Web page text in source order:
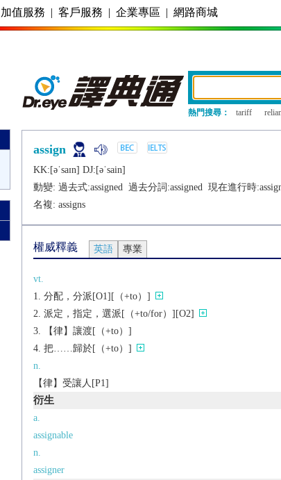
加值服務 | 客戶服務 | 企業專區 | 網路商城
熱門搜尋： tariff
assign
KK:[ǝˈsaɪn] DJ:[ǝˈsain]
動變: 過去式:assigned 過去分詞:assigned 現在進行時:
名複: assigns
權威釋義 英語 專業
vt.
分配，分派[O1][（+to）]
派定，指定，選派[（+to/for）][O2]
【律】讓渡[（+to）]
把……歸於[（+to）]
n.
【律】受讓人[P1]
衍生
a.
assignable
n.
assigner